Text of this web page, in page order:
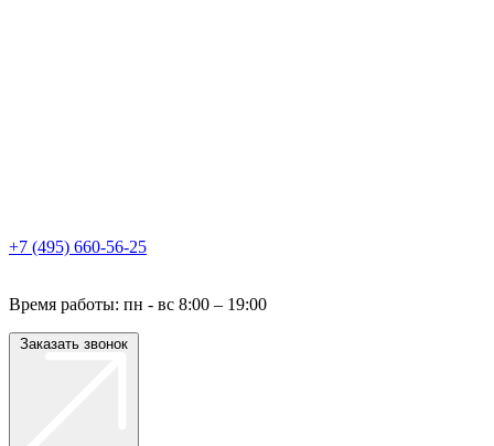
+7 (495) 660-56-25
Время работы: пн - вс 8:00 – 19:00
Заказать звонок